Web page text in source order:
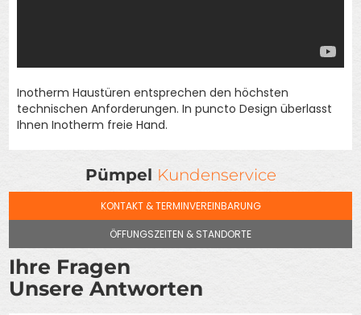
Inotherm Haustüren entsprechen den höchsten
technischen Anforderungen. In puncto Design überlasst
Ihnen Inotherm freie Hand.
Pümpel Kundenservice
KONTAKT & TERMINVEREINBARUNG
ÖFFUNGSZEITEN & STANDORTE
Ihre Fragen
Unsere Antworten